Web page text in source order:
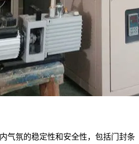
气氛的稳定性和安全性，包括门封条